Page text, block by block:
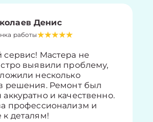
Денис
работы
Мастера не
выявили проблему,
несколько
решения. Ремонт был
и качественно.
профессионализм и
деталям!